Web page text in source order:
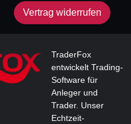
Vertrag widerrufen
TraderFox
entwickelt Trading-
Software für
Anleger und
Trader. Unser
Echtzeit-